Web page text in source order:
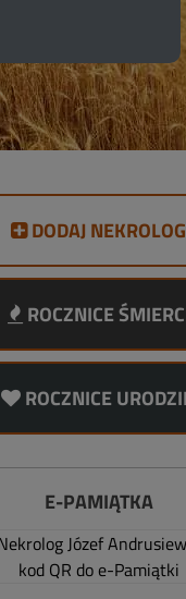
DODAJ NEKROLOG
ROCZNICE
ROCZNICE
E-PAMIĄTKA